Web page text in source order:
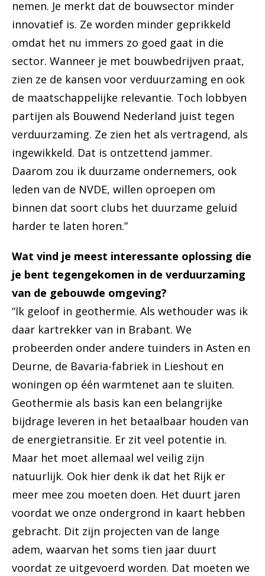
nemen. Je merkt dat de bouwsector minder
innovatief is. Ze worden minder geprikkeld
omdat het nu immers zo goed gaat in die
sector. Wanneer je met bouwbedrijven praat,
zien ze de kansen voor verduurzaming en ook
de maatschappelijke relevantie. Toch lobbyen
partijen als Bouwend Nederland juist tegen
verduurzaming. Ze zien het als vertragend, als
ingewikkeld. Dat is ontzettend jammer.
Daarom zou ik duurzame ondernemers, ook
leden van de NVDE, willen oproepen om
binnen dat soort clubs het duurzame geluid
harder te laten horen.”
Wat vind je meest interessante oplossing die
je bent tegengekomen in de verduurzaming
van de gebouwde omgeving?
“Ik geloof in geothermie. Als wethouder was ik
daar kartrekker van in Brabant. We
probeerden onder andere tuinders in Asten en
Deurne, de Bavaria-fabriek in Lieshout en
woningen op één warmtenet aan te sluiten.
Geothermie als basis kan een belangrijke
bijdrage leveren in het betaalbaar houden van
de energietransitie. Er zit veel potentie in.
Maar het moet allemaal wel veilig zijn
natuurlijk. Ook hier denk ik dat het Rijk er
meer mee zou moeten doen. Het duurt jaren
voordat we onze ondergrond in kaart hebben
gebracht. Dit zijn projecten van de lange
adem, waarvan het soms tien jaar duurt
voordat ze uitgevoerd worden. Dat moeten we